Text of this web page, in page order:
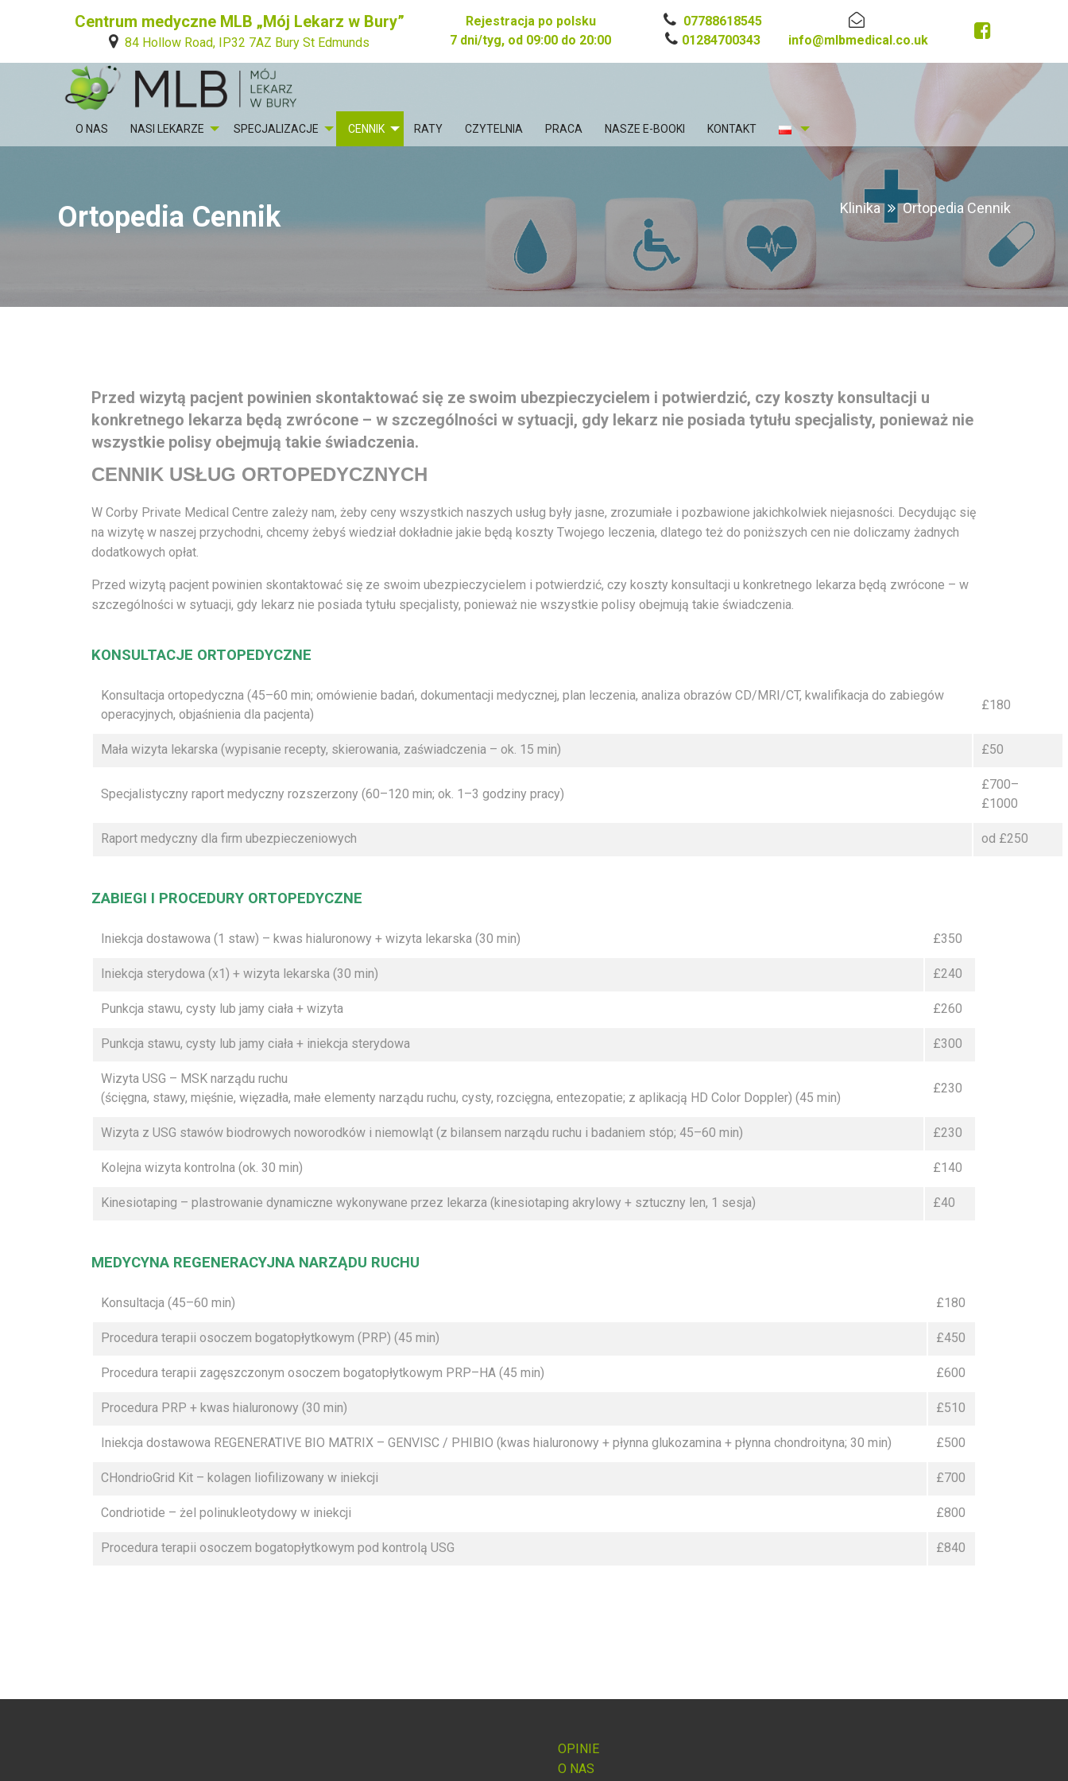
Centrum medyczne MLB „Mój Lekarz w Bury”
84 Hollow Road, IP32 7AZ Bury St Edmunds
Rejestracja po polsku
7 dni/tyg, od 09:00 do 20:00
07788618545
01284700343
info@mlbmedical.co.uk
O NAS NASI LEKARZE SPECJALIZACJE CENNIK RATY CZYTELNIA PRACA NASZE E-BOOKI KONTAKT
Ortopedia Cennik Klinika Ortopedia Cennik
Przed wizytą pacjent powinien skontaktować się ze swoim ubezpieczycielem i potwierdzić, czy koszty konsultacji u
konkretnego lekarza będą zwrócone – w szczególności w sytuacji, gdy lekarz nie posiada tytułu specjalisty, ponieważ nie
wszystkie polisy obejmują takie świadczenia.
CENNIK USŁUG ORTOPEDYCZNYCH
W Corby Private Medical Centre zależy nam, żeby ceny wszystkich naszych usług były jasne, zrozumiałe i pozbawione jakichkolwiek niejasności. Decydując się
na wizytę w naszej przychodni, chcemy żebyś wiedział dokładnie jakie będą koszty Twojego leczenia, dlatego też do poniższych cen nie doliczamy żadnych
dodatkowych opłat.
Przed wizytą pacjent powinien skontaktować się ze swoim ubezpieczycielem i potwierdzić, czy koszty konsultacji u konkretnego lekarza będą zwrócone – w
szczególności w sytuacji, gdy lekarz nie posiada tytułu specjalisty, ponieważ nie wszystkie polisy obejmują takie świadczenia.
KONSULTACJE ORTOPEDYCZNE
Konsultacja ortopedyczna (45–60 min; omówienie badań, dokumentacji medycznej, plan leczenia, analiza obrazów CD/MRI/CT, kwalifikacja do zabiegów
operacyjnych, objaśnienia dla pacjenta)
£180
Mała wizyta lekarska (wypisanie recepty, skierowania, zaświadczenia – ok. 15 min) £50
Specjalistyczny raport medyczny rozszerzony (60–120 min; ok. 1–3 godziny pracy)
£700–
£1000
Raport medyczny dla firm ubezpieczeniowych od £250
ZABIEGI I PROCEDURY ORTOPEDYCZNE
Iniekcja dostawowa (1 staw) – kwas hialuronowy + wizyta lekarska (30 min) £350
Iniekcja sterydowa (x1) + wizyta lekarska (30 min) £240
Punkcja stawu, cysty lub jamy ciała + wizyta £260
Punkcja stawu, cysty lub jamy ciała + iniekcja sterydowa £300
Wizyta USG – MSK narządu ruchu
(ścięgna, stawy, mięśnie, więzadła, małe elementy narządu ruchu, cysty, rozcięgna, entezopatie; z aplikacją HD Color Doppler) (45 min)
£230
Wizyta z USG stawów biodrowych noworodków i niemowląt (z bilansem narządu ruchu i badaniem stóp; 45–60 min) £230
Kolejna wizyta kontrolna (ok. 30 min) £140
Kinesiotaping – plastrowanie dynamiczne wykonywane przez lekarza (kinesiotaping akrylowy + sztuczny len, 1 sesja) £40
MEDYCYNA REGENERACYJNA NARZĄDU RUCHU
Konsultacja (45–60 min) £180
Procedura terapii osoczem bogatopłytkowym (PRP) (45 min) £450
Procedura terapii zagęszczonym osoczem bogatopłytkowym PRP–HA (45 min) £600
Procedura PRP + kwas hialuronowy (30 min) £510
Iniekcja dostawowa REGENERATIVE BIO MATRIX – GENVISC / PHIBIO (kwas hialuronowy + płynna glukozamina + płynna chondroityna; 30 min) £500
CHondrioGrid Kit – kolagen liofilizowany w iniekcji £700
Condriotide – żel polinukleotydowy w iniekcji £800
Procedura terapii osoczem bogatopłytkowym pod kontrolą USG £840
OPINIE
O NAS